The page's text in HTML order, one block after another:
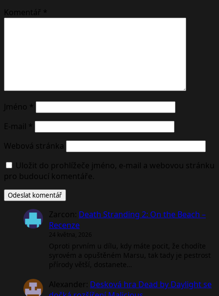
Komentář *
Jméno *
E-mail *
Webová stránka
Uložit do prohlížeče jméno, e-mail a webovou stránku
pro budoucí komentáře.
Zarcon: Death Stranding 2: On the Beach –
Recenze
24 května, 2026
Oproti prvním u dílu, kdy máte pocit, že chodíte
syrovém a opuštěném Marsu, tak tady je pestrost
přírody větší, dostanete…
Alexander: Desková hra Dead by Daylight se